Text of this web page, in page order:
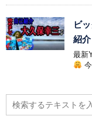
ビ
紹介
最新